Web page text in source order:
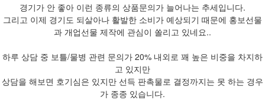
경기가 안 좋아 이런 종류의 상품문의가 늘어나는 추세입니다.
그리고 이제 경기도 되살아나 활발한 소비가 예상되기 때문에 홍보선물
과 개업선물 제작에 관심이 쏠리고 있네요..
하루 상담 중 보틀/물병 관련 문의가 20% 내외로 꽤 높은 비중을 차지하
고 있지만
상담을 해보면 호기심은 있지만 선득 판촉물로 결정까지는 못 하는 경우
가 종종 있습니다.